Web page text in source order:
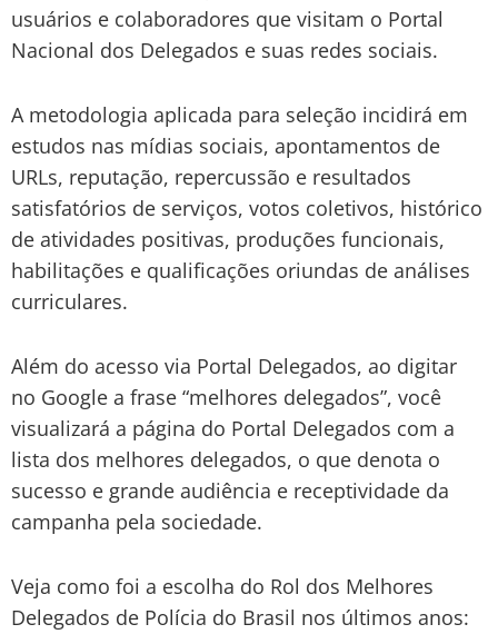
usuários e colaboradores que visitam o Portal
Nacional dos Delegados e suas redes sociais.
A metodologia aplicada para seleção incidirá em
estudos nas mídias sociais, apontamentos de
URLs, reputação, repercussão e resultados
satisfatórios de serviços, votos coletivos, histórico
de atividades positivas, produções funcionais,
habilitações e qualificações oriundas de análises
curriculares.
Além do acesso via Portal Delegados, ao digitar
no Google a frase “melhores delegados”, você
visualizará a página do Portal Delegados com a
lista dos melhores delegados, o que denota o
sucesso e grande audiência e receptividade da
campanha pela sociedade.
Veja como foi a escolha do Rol dos Melhores
Delegados de Polícia do Brasil nos últimos anos: